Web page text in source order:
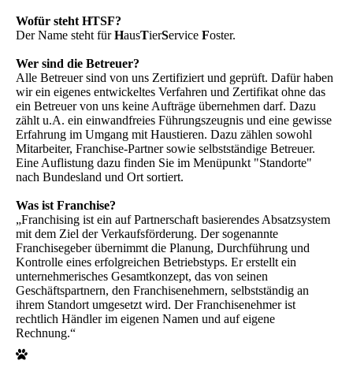
Wofür steht HTSF?
Der Name steht fürHausTierService Foster.
Wer sind die Betreuer?
Alle Betreuer sind von uns Zertifiziert und geprüft. Dafür haben
wir ein eigenes entwickeltes Verfahren und Zertifikat ohne das
ein Betreuer von uns keine Aufträge übernehmen darf. Dazu
zählt u.A. ein einwandfreies Führungszeugnis und eine gewisse
Erfahrung im Umgang mit Haustieren. Dazu zählen sowohl
Mitarbeiter, Franchise-Partner sowie selbstständige Betreuer.
Eine Auflistung dazu finden Sie im Menüpunkt "Standorte"
nach Bundesland und Ort sortiert.
Was ist Franchise?
„Franchising ist ein auf Partnerschaft basierendes Absatzsystem
mit dem Ziel der Verkaufsförderung. Der sogenannte
Franchisegeber übernimmt die Planung, Durchführung und
Kontrolle eines erfolgreichen Betriebstyps. Er erstellt ein
unternehmerisches Gesamtkonzept, das von seinen
Geschäftspartnern, den Franchisenehmern, selbstständig an
ihrem Standort umgesetzt wird. Der Franchisenehmer ist
rechtlich Händler im eigenen Namen und auf eigene
Rechnung.“